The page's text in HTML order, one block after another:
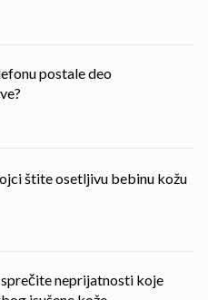
postale deo
štite osetljivu bebinu kožu
neprijatnosti koje